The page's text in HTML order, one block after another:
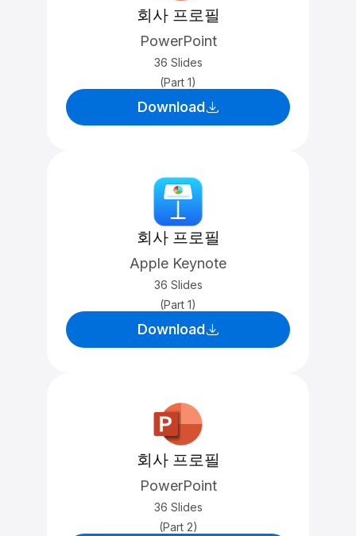
회사 프로필
PowerPoint
36 Slides
(Part 1)
Download
회사 프로필
Apple Keynote
36 Slides
(Part 1)
Download
회사 프로필
PowerPoint
36 Slides
(Part 2)